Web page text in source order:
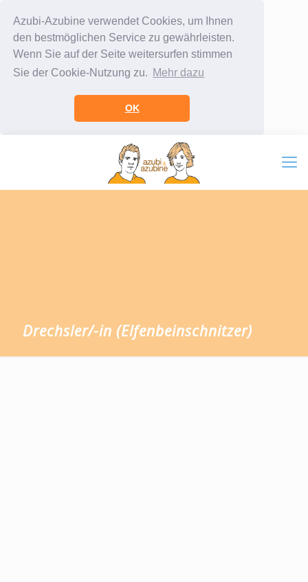
Azubi-Azubine verwendet Cookies, um Ihnen
den bestmöglichen Service zu gewährleisten.
Wenn Sie auf der Seite weitersurfen stimmen
Sie der Cookie-Nutzung zu. Mehr dazu
OK
Drechsler/-in (Elfenbeinschnitzer)